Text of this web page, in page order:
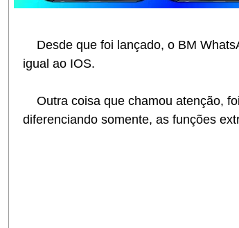
Desde que foi lançado, o BM
igual ao IOS.
Outra coisa que chamou atenção,
diferenciando somente, as funções